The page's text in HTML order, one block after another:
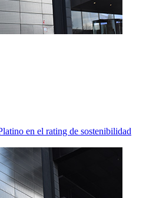
en el rating de sostenibilidad